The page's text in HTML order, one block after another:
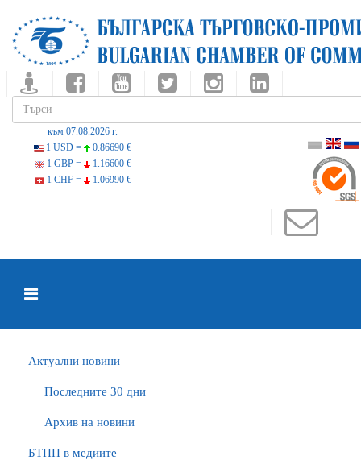
към 07.08.2026 г.
1 USD =
0.86690 €
1 GBP =
1.16600 €
1 CHF =
1.06990 €
Актуални новини
Последните 30 дни
Архив на новини
БTПП в медиите